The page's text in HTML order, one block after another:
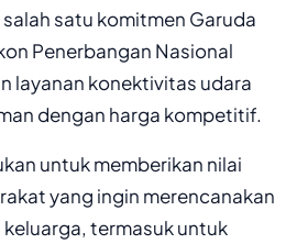
satu komitmen Garuda
Penerbangan Nasional
layanan konektivitas udara
dengan harga kompetitif.
untuk memberikan nilai
yang ingin merencanakan
termasuk untuk